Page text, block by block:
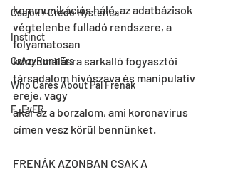
Csajok / Credo Hysterica
Instinct
CrAzyRunnErs
Who Cares About Pál Frenák
F_EvER
kommunikációs háló, az adatbázisok
végtelenbe fulladó rendszere, a
folyamatosan
konzumálásra sarkalló fogyasztói
társadalom hívószava és manipulatív
ereje, vagy
akár az a borzalom, ami koronavírus
címen vesz körül bennünket.
FRENÁK AZONBAN CSAK A